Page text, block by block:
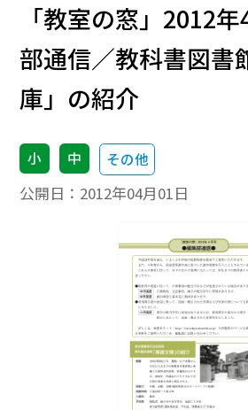
「教室の窓」2012
部通信／教科書図書
庫」の紹介
小 中 その他
公開日： 2012年04月01日